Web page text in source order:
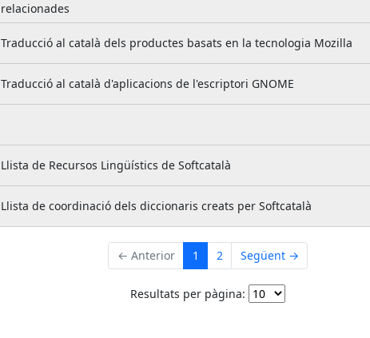
relacionades
Traducció al català dels productes basats en la tecnologia Mozilla
Traducció al català d'aplicacions de l'escriptori GNOME
Llista de Recursos Lingüístics de Softcatalà
Llista de coordinació dels diccionaris creats per Softcatalà
← Anterior 1 2 Següent →
Resultats per pàgina: